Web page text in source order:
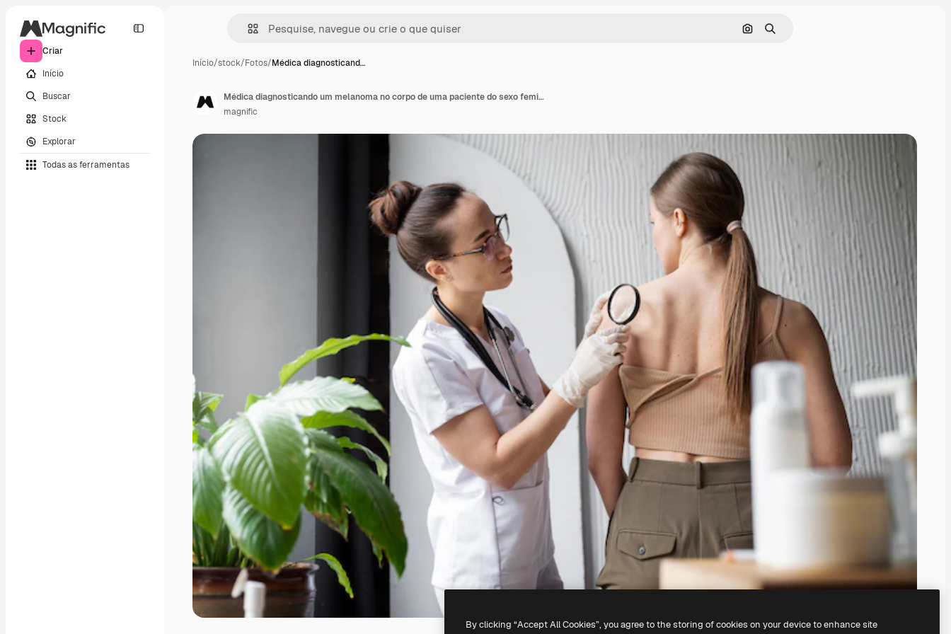
Criar
Início
Buscar
Stock
Explorar
Todas as ferramentas
Pesquisar por imagem
Buscar
Início/stock/Fotos/Médica diagnosticand…
Médica diagnosticando um melanoma no corpo de uma paciente do sexo feminino
magnific
By clicking “Accept All Cookies”, you agree to the storing of cookies on your device to enhance site